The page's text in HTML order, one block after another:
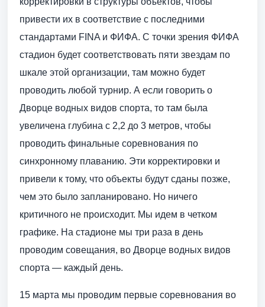
привести их в соответствие с последними
стандартами FINA и ФИФА. С точки зрения ФИФА
стадион будет соответствовать пяти звездам по
шкале этой организации, там можно будет
проводить любой турнир. А если говорить о
Дворце водных видов спорта, то там была
увеличена глубина с 2,2 до 3 метров, чтобы
проводить финальные соревнования по
синхронному плаванию. Эти корректировки и
привели к тому, что объекты будут сданы позже,
чем это было запланировано. Но ничего
критичного не происходит. Мы идем в четком
графике. На стадионе мы три раза в день
проводим совещания, во Дворце водных видов
спорта — каждый день.
15 марта мы проводим первые соревнования во